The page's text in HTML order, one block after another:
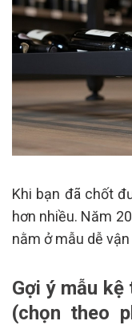
Khi bạn đã chốt
hơn nhiều. Năm
nằm ở mẫu dễ
Gợi ý mẫu
(chọn theo